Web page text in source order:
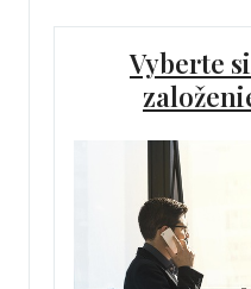
Vyberte